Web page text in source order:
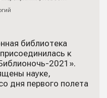
библиотека
к
2021».
науке,
дня первого полета